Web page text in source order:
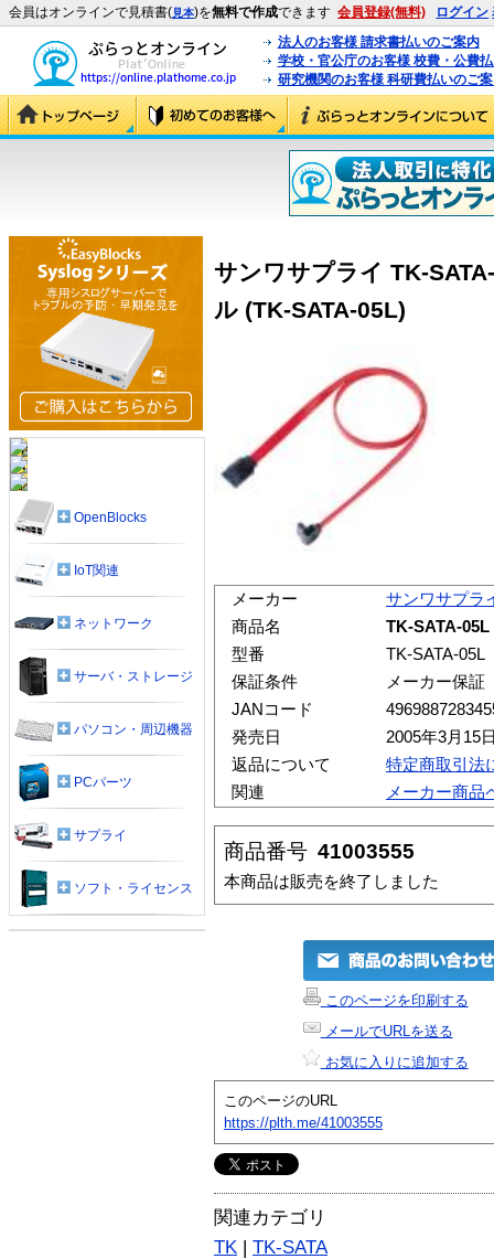
会員はオンラインで見積書(見本)を無料で作成できます 会員登録(無料) ログイン
法人のお客様 請求書払いのご案内
学校・官公庁のお客様 校費・公費
研究機関のお客様 科研費払いのご
サンワサプライ TK-
ル (TK-SATA-05L)
メーカー
サンワサプラ
商品名
TK-SATA-
型番
TK-SATA-05L
保証条件
メーカー保証
JANコード
発売日
2005年3月15
返品について
特定商取引法
関連
メーカー商品
商品番号 41003555
本商品は販売を終了しました
このページを印刷する
メールでURLを送る
お気に入りに追加する
このページのURL
https://plth.me/41003555
関連カテゴリ
TK | TK-SATA
OpenBlocks
IoT関連
ネットワーク
サーバ・ストレージ
パソコン・周辺機器
PCパーツ
サプライ
ソフト・ライセンス